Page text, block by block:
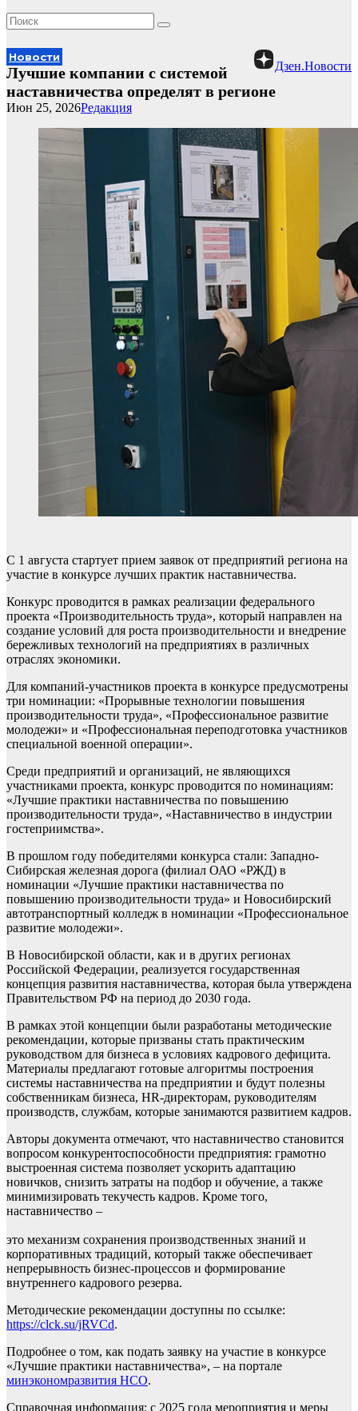
Дзен.Новости
Новости
Лучшие компании с системой
наставничества определят в регионе
Редакция
Июн 25, 2026
С 1 августа стартует прием заявок от предприятий региона на
участие в конкурсе лучших практик наставничества.
Конкурс проводится в рамках реализации федерального
проекта «Производительность труда», который направлен на
создание условий для роста производительности и внедрение
бережливых технологий на предприятиях в различных
отраслях экономики.
Для компаний-участников проекта в конкурсе предусмотрены
три номинации: «Прорывные технологии повышения
производительности труда», «Профессиональное развитие
молодежи» и «Профессиональная переподготовка участников
специальной военной операции».
Среди предприятий и организаций, не являющихся
участниками проекта, конкурс проводится по номинациям:
«Лучшие практики наставничества по повышению
производительности труда», «Наставничество в индустрии
гостеприимства».
В прошлом году победителями конкурса стали: Западно-
Сибирская железная дорога (филиал ОАО «РЖД) в
номинации «Лучшие практики наставничества по
повышению производительности труда» и Новосибирский
автотранспортный колледж в номинации «Профессиональное
развитие молодежи».
В Новосибирской области, как и в других регионах
Российской Федерации, реализуется государственная
концепция развития наставничества, которая была утверждена
Правительством РФ на период до 2030 года.
В рамках этой концепции были разработаны методические
рекомендации, которые призваны стать практическим
руководством для бизнеса в условиях кадрового дефицита.
Материалы предлагают готовые алгоритмы построения
системы наставничества на предприятии и будут полезны
собственникам бизнеса, HR-директорам, руководителям
производств, службам, которые занимаются развитием кадров.
Авторы документа отмечают, что наставничество становится
вопросом конкурентоспособности предприятия: грамотно
выстроенная система позволяет ускорить адаптацию
новичков, снизить затраты на подбор и обучение, а также
минимизировать текучесть кадров. Кроме того,
наставничество –
это механизм сохранения производственных знаний и
корпоративных традиций, который также обеспечивает
непрерывность бизнес-процессов и формирование
внутреннего кадрового резерва.
Методические рекомендации доступны по ссылке:
https://clck.su/jRVCd.
Подробнее о том, как подать заявку на участие в конкурсе
«Лучшие практики наставничества», – на портале
минэкономразвития НСО.
Справочная информация: с 2025 года мероприятия и меры